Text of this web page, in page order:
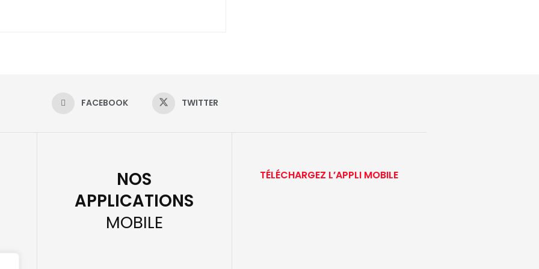
FACEBOOK TWITTER
NOS
APPLICATIONS
MOBILE
TÉLÉCHARGEZ L’APPLI MOBILE